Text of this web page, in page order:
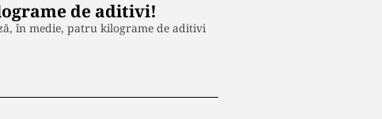
de aditivi!
în medie, patru kilograme de aditivi